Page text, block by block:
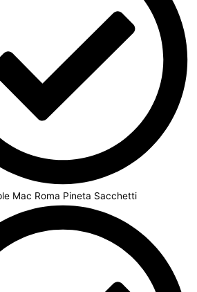
Mac Roma Pineta Sacchetti